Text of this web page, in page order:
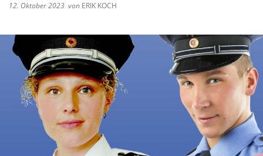
12. Oktober 2023 von ERIK KOCH